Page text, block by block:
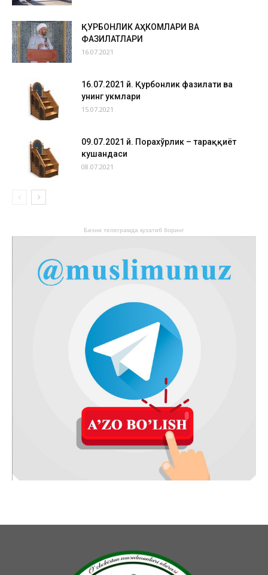
ҚУРБОНЛИК АҲКОМЛАРИ ВА
ФАЗИЛАТЛАРИ
16.07.2021
16.07.2021 й. Қурбонлик фазилати ва
унинг ҳукмлари
15.07.2021
09.07.2021 й. Порахўрлик – тараққиёт
кушандаси
08.07.2021
Бизни телеграмда кузатиб боринг